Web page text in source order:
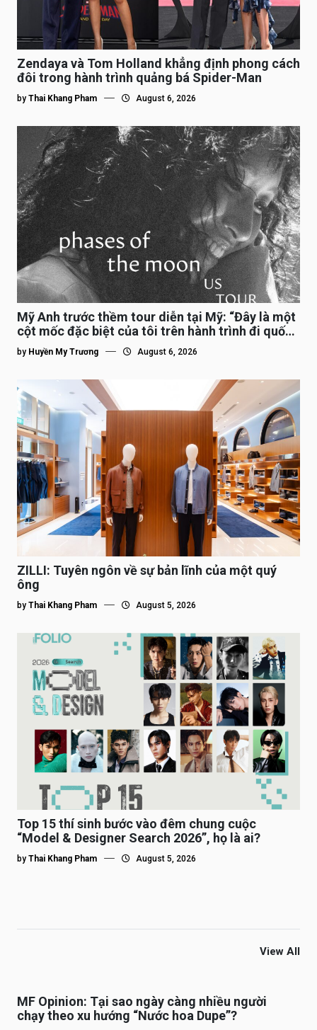
Zendaya và Tom Holland khẳng định phong cách
đôi trong hành trình quảng bá Spider-Man
by Thai Khang Pham August 6, 2026
Mỹ Anh trước thềm tour diễn tại Mỹ: “Đây là một
cột mốc đặc biệt của tôi trên hành trình đi quốc
tế”
by Huyền My Trương August 6, 2026
ZILLI: Tuyên ngôn về sự bản lĩnh của một quý
ông
by Thai Khang Pham August 5, 2026
Top 15 thí sinh bước vào đêm chung cuộc
“Model & Designer Search 2026”, họ là ai?
by Thai Khang Pham August 5, 2026
View All
MF Opinion: Tại sao ngày càng nhiều người
chạy theo xu hướng “Nước hoa Dupe”?